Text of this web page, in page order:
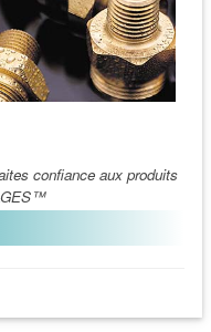
confiance aux produits